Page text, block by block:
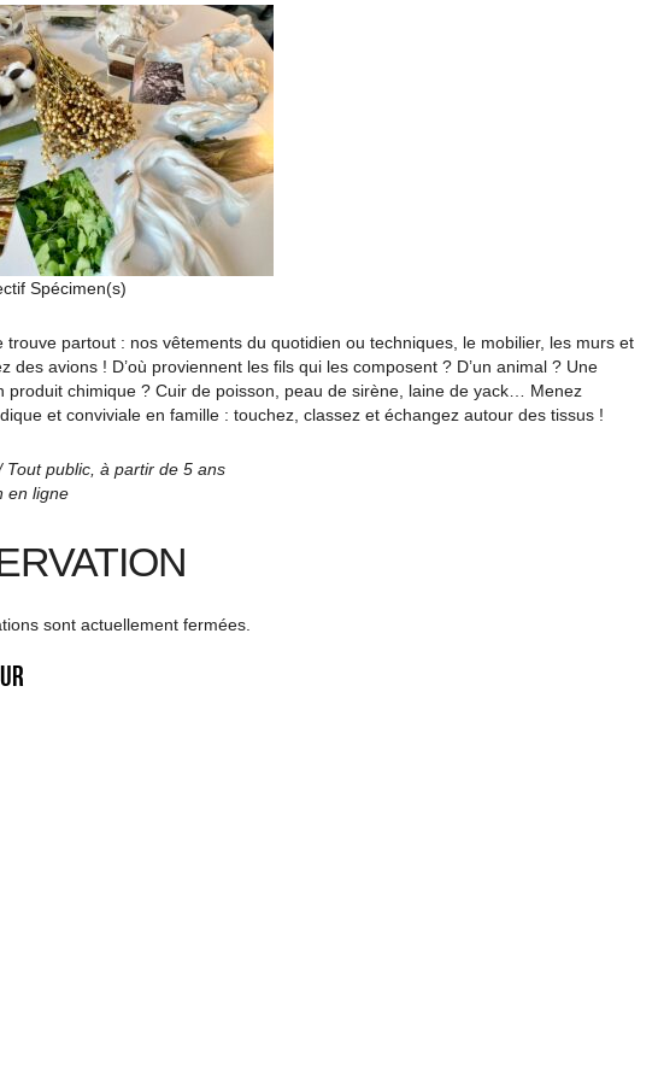
Spécimen(s)
trouve partout : nos vêtements du quotidien ou techniques, le mobilier, les murs et
des avions ! D’où proviennent les fils qui les composent ? D’un animal ? Une
produit chimique ? Cuir de poisson, peau de sirène, laine de yack… Menez
et conviviale en famille : touchez, classez et échangez autour des tissus !
Tout public, à partir de 5 ans
en ligne
sont actuellement fermées.